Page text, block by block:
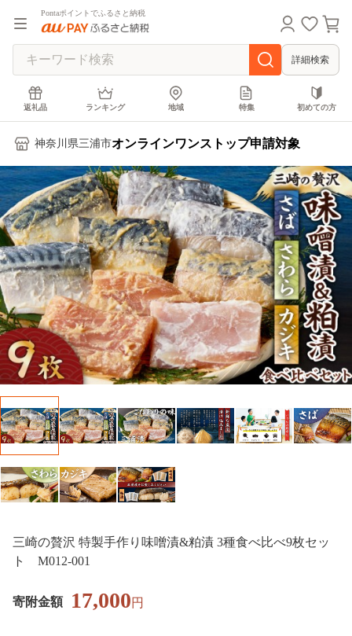
Pontaポイントでふるさと納税
詳細検索
返礼品 ランキング 地域 特集 初めての方
神奈川県三浦市オンラインワンストップ申請対象
三崎の贅沢 特製手作り味噌漬&粕漬 3種食べ比べ9枚セッ
ト M012-001
寄附金額 17,000円